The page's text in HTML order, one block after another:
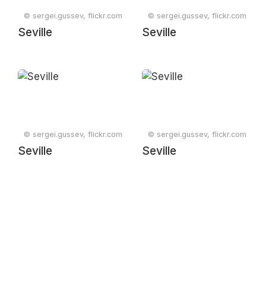
© sergei.gussev, flickr.com
Seville
© sergei.gussev, flickr.com
Seville
© sergei.gussev, flickr.com
Seville
© sergei.gussev, flickr.com
Seville